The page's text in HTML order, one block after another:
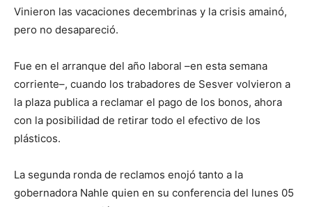
Vinieron las vacaciones decembrinas y la crisis amainó,
pero no desapareció.
Fue en el arranque del año laboral –en esta semana
corriente–, cuando los trabadores de Sesver volvieron a
la plaza publica a reclamar el pago de los bonos, ahora
con la posibilidad de retirar todo el efectivo de los
plásticos.
La segunda ronda de reclamos enojó tanto a la
gobernadora Nahle quien en su conferencia del lunes 05